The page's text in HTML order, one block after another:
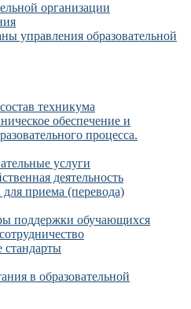
организации
управления образовательной
техникума
обеспечение и
процесса.
услуги
деятельность
приема (перевода)
поддержки обучающихся
стандарты
в образовательной